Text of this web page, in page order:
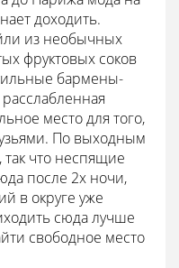
доходить.
из необычных
фруктовых соков
бармены-
место для того,
По выходным
так что неспящие
после 2х ночи,
в округе уже
сюда лучше
свободное место